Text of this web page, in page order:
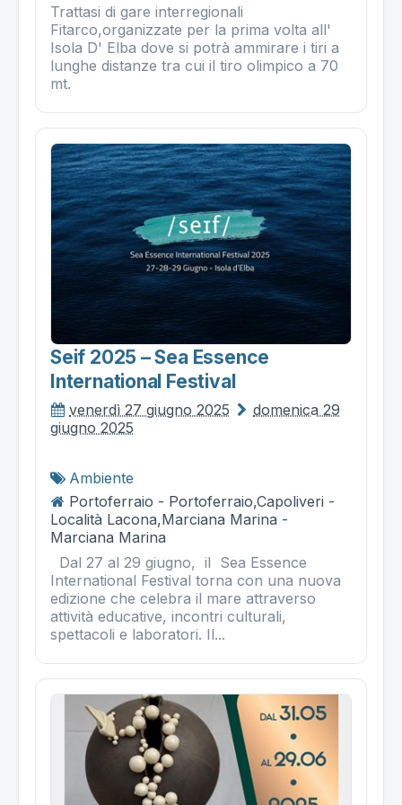
Trattasi di gare interregionali
Fitarco,organizzate per la prima volta all'
Isola D' Elba dove si potrà ammirare i tiri a
lunghe distanze tra cui il tiro olimpico a 70
mt.
Seif 2025 – Sea Essence
International Festival
venerdì 27 giugno 2025
domenica 29
giugno 2025
Ambiente
Portoferraio - Portoferraio,Capoliveri -
Località Lacona,Marciana Marina -
Marciana Marina
Dal 27 al 29 giugno, il Sea Essence
International Festival torna con una nuova
edizione che celebra il mare attraverso
attività educative, incontri culturali,
spettacoli e laboratori. Il...